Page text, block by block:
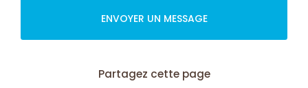
ENVOYER UN MESSAGE
Partagez cette page